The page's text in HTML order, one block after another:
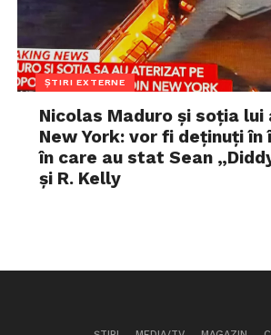
ȘTIRI EXTERNE
Nicolas Maduro și soția lui
New York: vor fi deținuți în
în care au stat Sean
și R. Kelly